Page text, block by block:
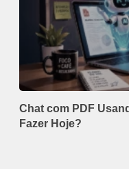
Chat com PDF
Fazer Hoje?